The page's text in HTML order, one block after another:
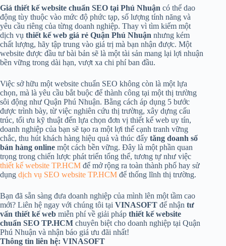
Giá thiết kế website chuẩn SEO tại Phú Nhuận có thể dao
động tùy thuộc vào mức độ phức tạp, số lượng tính năng và
yêu cầu riêng của từng doanh nghiệp. Thay vì tìm kiếm một
dịch vụ thiết kế web giá rẻ Quận Phú Nhuận nhưng kém
chất lượng, hãy tập trung vào giá trị mà bạn nhận được. Một
website được đầu tư bài bản sẽ là một tài sản mang lại lợi nhuận
bền vững trong dài hạn, vượt xa chi phí ban đầu.
Việc sở hữu một website chuẩn SEO không còn là một lựa
chọn, mà là yêu cầu bắt buộc để thành công tại một thị trường
sôi động như Quận Phú Nhuận. Bằng cách áp dụng 5 bước
được trình bày, từ việc nghiên cứu thị trường, xây dựng cấu
trúc, tối ưu kỹ thuật đến lựa chọn đơn vị thiết kế web uy tín,
doanh nghiệp của bạn sẽ tạo ra một lợi thế cạnh tranh vững
chắc, thu hút khách hàng hiệu quả và thúc đẩy tăng doanh số
bán hàng online một cách bền vững. Đây là một phần quan
trọng trong chiến lược phát triển tổng thể, tương tự như việc
thiết kế website TP.HCM để mở rộng ra toàn thành phố hay sử
dụng dịch vụ SEO website TP.HCM để thống lĩnh thị trường.
Bạn đã sẵn sàng đưa doanh nghiệp của mình lên một tầm cao
mới? Liên hệ ngay với chúng tôi tại VINASOFT để nhận tư
vấn thiết kế web miễn phí về giải pháp thiết kế website
chuẩn SEO TP.HCM chuyên biệt cho doanh nghiệp tại Quận
Phú Nhuận và nhận báo giá ưu đãi nhất!
Thông tin liên hệ: VINASOFT